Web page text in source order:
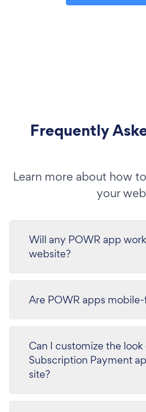
Frequently
Learn more about how
your
Will any POWR app
website?
Are POWR apps
Can I customize the look
Subscription Payment
site?